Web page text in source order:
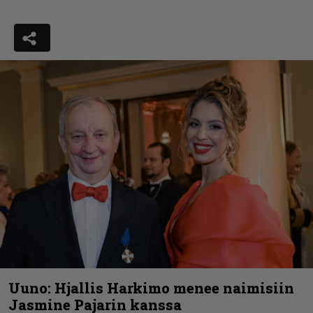
Uuno: Hjallis Harkimo menee naimisiin
Jasmine Pajarin kanssa